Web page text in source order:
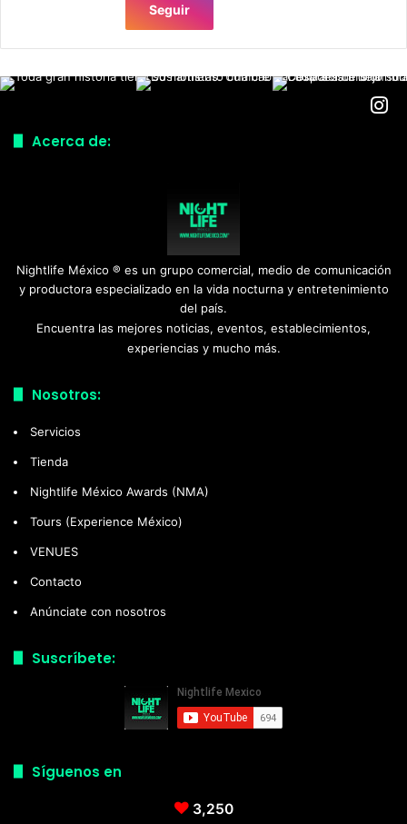
Seguir
Acerca de:
Nightlife México ® es un grupo comercial, medio de comunicación
y productora especializado en la vida nocturna y entretenimiento
del país.
Encuentra las mejores noticias, eventos, establecimientos,
experiencias y mucho más.
Nosotros:
Servicios
Tienda
Nightlife México Awards (NMA)
Tours (Experience México)
VENUES
Contacto
Anúnciate con nosotros
Suscríbete:
Síguenos en
3,250